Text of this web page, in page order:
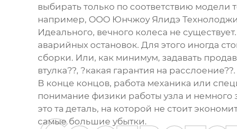
выбирать только по соответствию модели
например, ООО Юнчжоу Ялидэ Технолоджи
Идеального, вечного колеса не
аварийных остановок. Для этого иногда
сборки. Или, как минимум, задавать
втулка??, ?какая гарантия на
В конце концов, работа механика или
понимание физики работы узла и
это та деталь, на которой не стоит
самые большие убытки.